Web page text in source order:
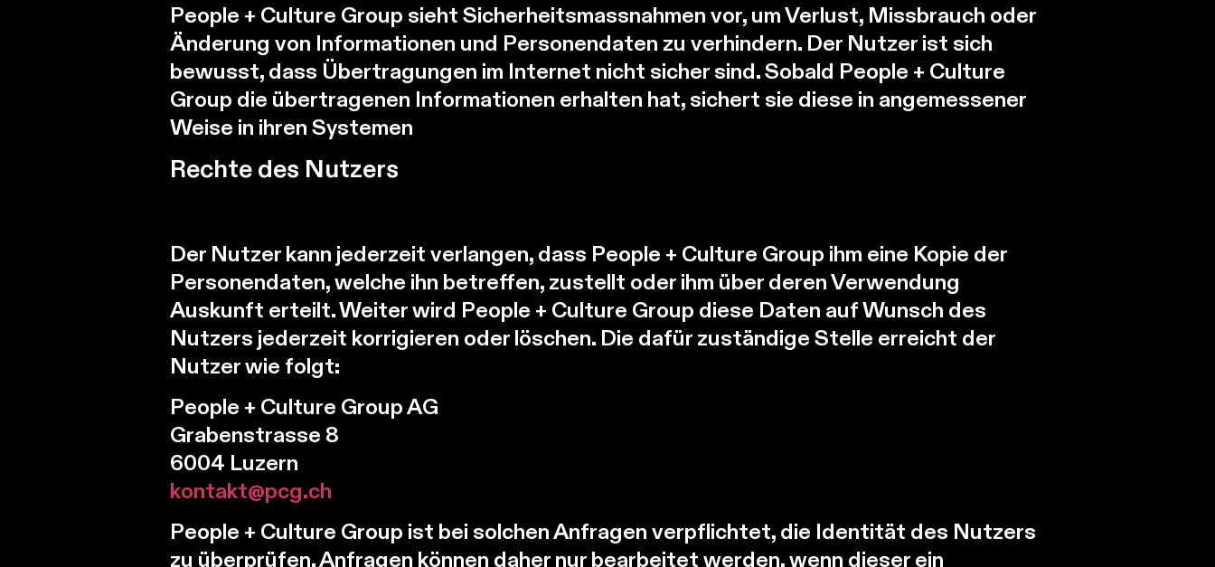
People + Culture Group sieht Sicherheitsmassnahmen vor, um Verlust, Missbrauch oder
Änderung von Informationen und Personendaten zu verhindern. Der Nutzer ist sich
bewusst, dass Übertragungen im Internet nicht sicher sind. Sobald People + Culture
Group die übertragenen Informationen erhalten hat, sichert sie diese in angemessener
Weise in ihren Systemen
Rechte des Nutzers
Der Nutzer kann jederzeit verlangen, dass People + Culture Group ihm eine Kopie der
Personendaten, welche ihn betreffen, zustellt oder ihm über deren Verwendung
Auskunft erteilt. Weiter wird People + Culture Group diese Daten auf Wunsch des
Nutzers jederzeit korrigieren oder löschen. Die dafür zuständige Stelle erreicht der
Nutzer wie folgt:
People + Culture Group AG
Grabenstrasse 8
6004 Luzern
kontakt@pcg.ch
People + Culture Group ist bei solchen Anfragen verpflichtet, die Identität des Nutzers
zu überprüfen. Anfragen können daher nur bearbeitet werden, wenn dieser ein